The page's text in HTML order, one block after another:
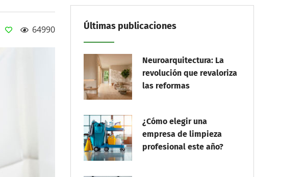
64990 Últimas publicaciones
Neuroarquitectura: La
revolución que revaloriza
las reformas
¿Cómo elegir una
empresa de limpieza
profesional este año?